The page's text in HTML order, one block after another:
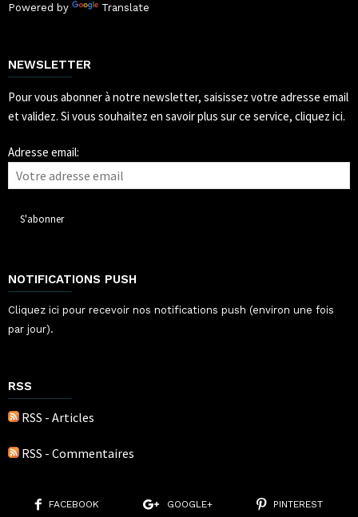
Powered by Translate
NEWSLETTER
Pour vous abonner à notre newsletter, saisissez votre adresse email
et validez. Si vous souhaitez en savoir plus sur ce service, cliquez ici.
Adresse email:
NOTIFICATIONS PUSH
Cliquez ici pour recevoir nos notifications push (environ une fois
par jour).
RSS
RSS - Articles
RSS - Commentaires
FACEBOOK GOOGLE+ PINTEREST